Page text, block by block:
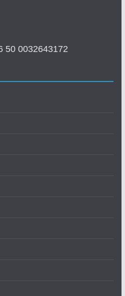
50 0032643172